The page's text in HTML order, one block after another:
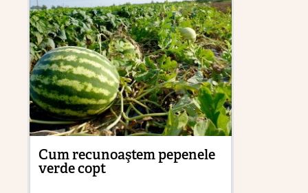
Cum recunoaştem pepenele
verde copt